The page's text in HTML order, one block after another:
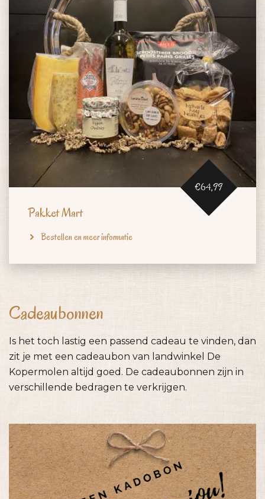
€64,99
Pakket Mart
Bestellen en meer informatie
Cadeaubonnen
Is het toch lastig een passend cadeau te vinden, dan
zit je met een cadeaubon van landwinkel De
Kopermolen altijd goed. De cadeaubonnen zijn in
verschillende bedragen te verkrijgen.